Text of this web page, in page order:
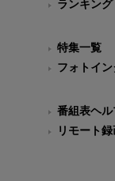
ランキング
特集一覧
フォトイ
番組表ヘル
リモート